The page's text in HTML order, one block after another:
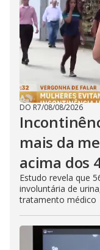
DO R7/08/08/2026
mais da
acima dos
Estudo revela que
involuntária de
tratamento médico